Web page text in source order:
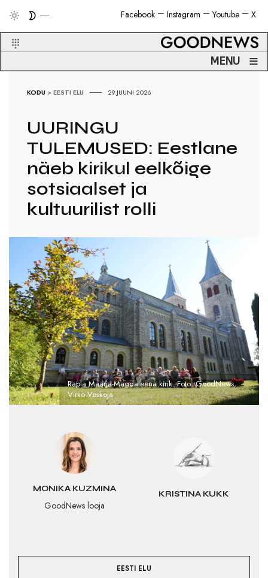
X
Youtube
Instagram
Facebook
MENU ≡
KODU >EESTI ELU 29.JUUNI 2026
UURINGU
TULEMUSED: Eestlane
näeb kirikul eelkõige
sotsiaalset ja
kultuurilist rolli
MONIKA KUZMINA
GoodNews looja
KRISTINA KUKK
EESTI ELU
Rapla Maarja-Magdaleena kirik. Foto: GoodNews,
Virko Veskoja